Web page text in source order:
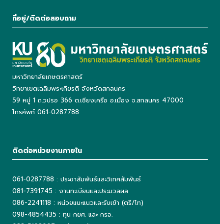
ที่อยู่/ติดต่อสอบถาม
มหาวิทยาลัยเกษตรศาสตร์
วิทยาเขตเฉลิมพระเกียรติ จังหวัดสกลนคร
59 หมู่ 1 ถ.วปรอ 366 ต.เชียงเครือ อ.เมือง จ.สกลนคร 47000
โทรศัพท์ 061-0287788
ติดต่อหน่วยงานภายใน
061-0287788 : ประชาสัมพันธ์และวิเทศสัมพันธ์
081-7391745 : งานทะเบียนและประมวลผล
086-2241118 : หน่วยแนะแนวและรับเข้า (ตรี/โท)
098-4854435 : ทุน กยศ. และ กรอ.